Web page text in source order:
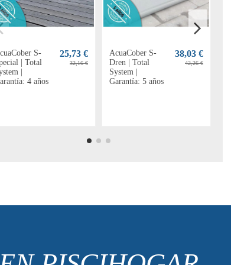
|
años |
9,04 €
Cobertor
Invercober
Security Forte |
Garantía: 5 años |
9,80 €
Cobertor de
Invierno
S-
| Total
|
4 años
25,73 €
32,16 €
AcuaCober S-
Dren | Total
System |
Garantía: 5 años
38,03 €
42,26 €